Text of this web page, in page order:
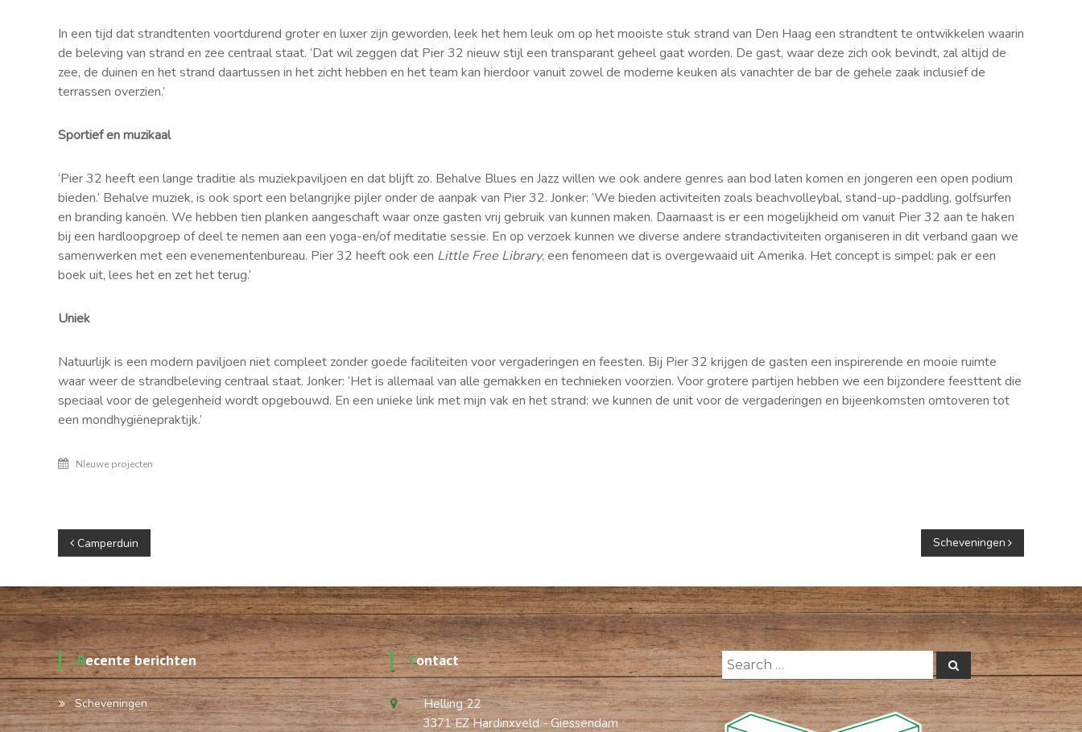
In een tijd dat strandtenten voortdurend groter en luxer zijn geworden, leek het hem leuk om op het mooiste stuk strand van Den Haag een strandtent te ontwikkelen waarin
de beleving van strand en zee centraal staat. ‘Dat wil zeggen dat Pier 32 nieuw stijl een transparant geheel gaat worden. De gast, waar deze zich ook bevindt, zal altijd de
zee, de duinen en het strand daartussen in het zicht hebben en het team kan hierdoor vanuit zowel de moderne keuken als vanachter de bar de gehele zaak inclusief de
terrassen overzien.’
Sportief en muzikaal
‘Pier 32 heeft een lange traditie als muziekpaviljoen en dat blijft zo. Behalve Blues en Jazz willen we ook andere genres aan bod laten komen en jongeren een open podium
bieden.’ Behalve muziek, is ook sport een belangrijke pijler onder de aanpak van Pier 32. Jonker: ‘We bieden activiteiten zoals beachvolleybal, stand-up-paddling, golfsurfen
en branding kanoën. We hebben tien planken aangeschaft waar onze gasten vrij gebruik van kunnen maken. Daarnaast is er een mogelijkheid om vanuit Pier 32 aan te haken
bij een hardloopgroep of deel te nemen aan een yoga-en/of meditatie sessie. En op verzoek kunnen we diverse andere strandactiviteiten organiseren in dit verband gaan we
samenwerken met een evenementenbureau. Pier 32 heeft ook een Little Free Library, een fenomeen dat is overgewaaid uit Amerika. Het concept is simpel: pak er een
boek uit, lees het en zet het terug.’
Uniek
Natuurlijk is een modern paviljoen niet compleet zonder goede faciliteiten voor vergaderingen en feesten. Bij Pier 32 krijgen de gasten een inspirerende en mooie ruimte
waar weer de strandbeleving centraal staat. Jonker: ‘Het is allemaal van alle gemakken en technieken voorzien. Voor grotere partijen hebben we een bijzondere feesttent die
speciaal voor de gelegenheid wordt opgebouwd. En een unieke link met mijn vak en het strand: we kunnen de unit voor de vergaderingen en bijeenkomsten omtoveren tot
een mondhygiënepraktijk.’
NIeuwe projecten
Berichtnavigatie
Camperduin Scheveningen
Recente berichten
Scheveningen
Contact
Helling 22
3371 EZ Hardinxveld - Giessendam
Search
for:
Search